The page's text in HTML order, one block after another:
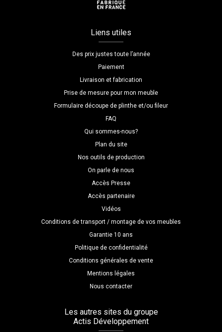
Liens utiles
Des prix justes toute l’année
Paiement
Livraison et fabrication
Prise de mesure pour mon meuble
Formulaire découpe de plinthe et/ou fileur
FAQ
Qui sommes-nous?
Plan du site
Nos outils de production
On parle de nous
Accès Presse
Accès partenaire
Vidéos
Conditions de transport / montage de vos meubles
Garantie 10 ans
Politique de confidentialité
Conditions générales de vente
Mentions légales
Nous contacter
Les autres sites du groupe
Actis Développement